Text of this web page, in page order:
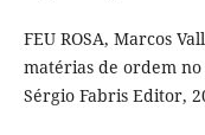
FEU ROSA, Marcos
matérias de ordem no
Sérgio Fabris Editor,